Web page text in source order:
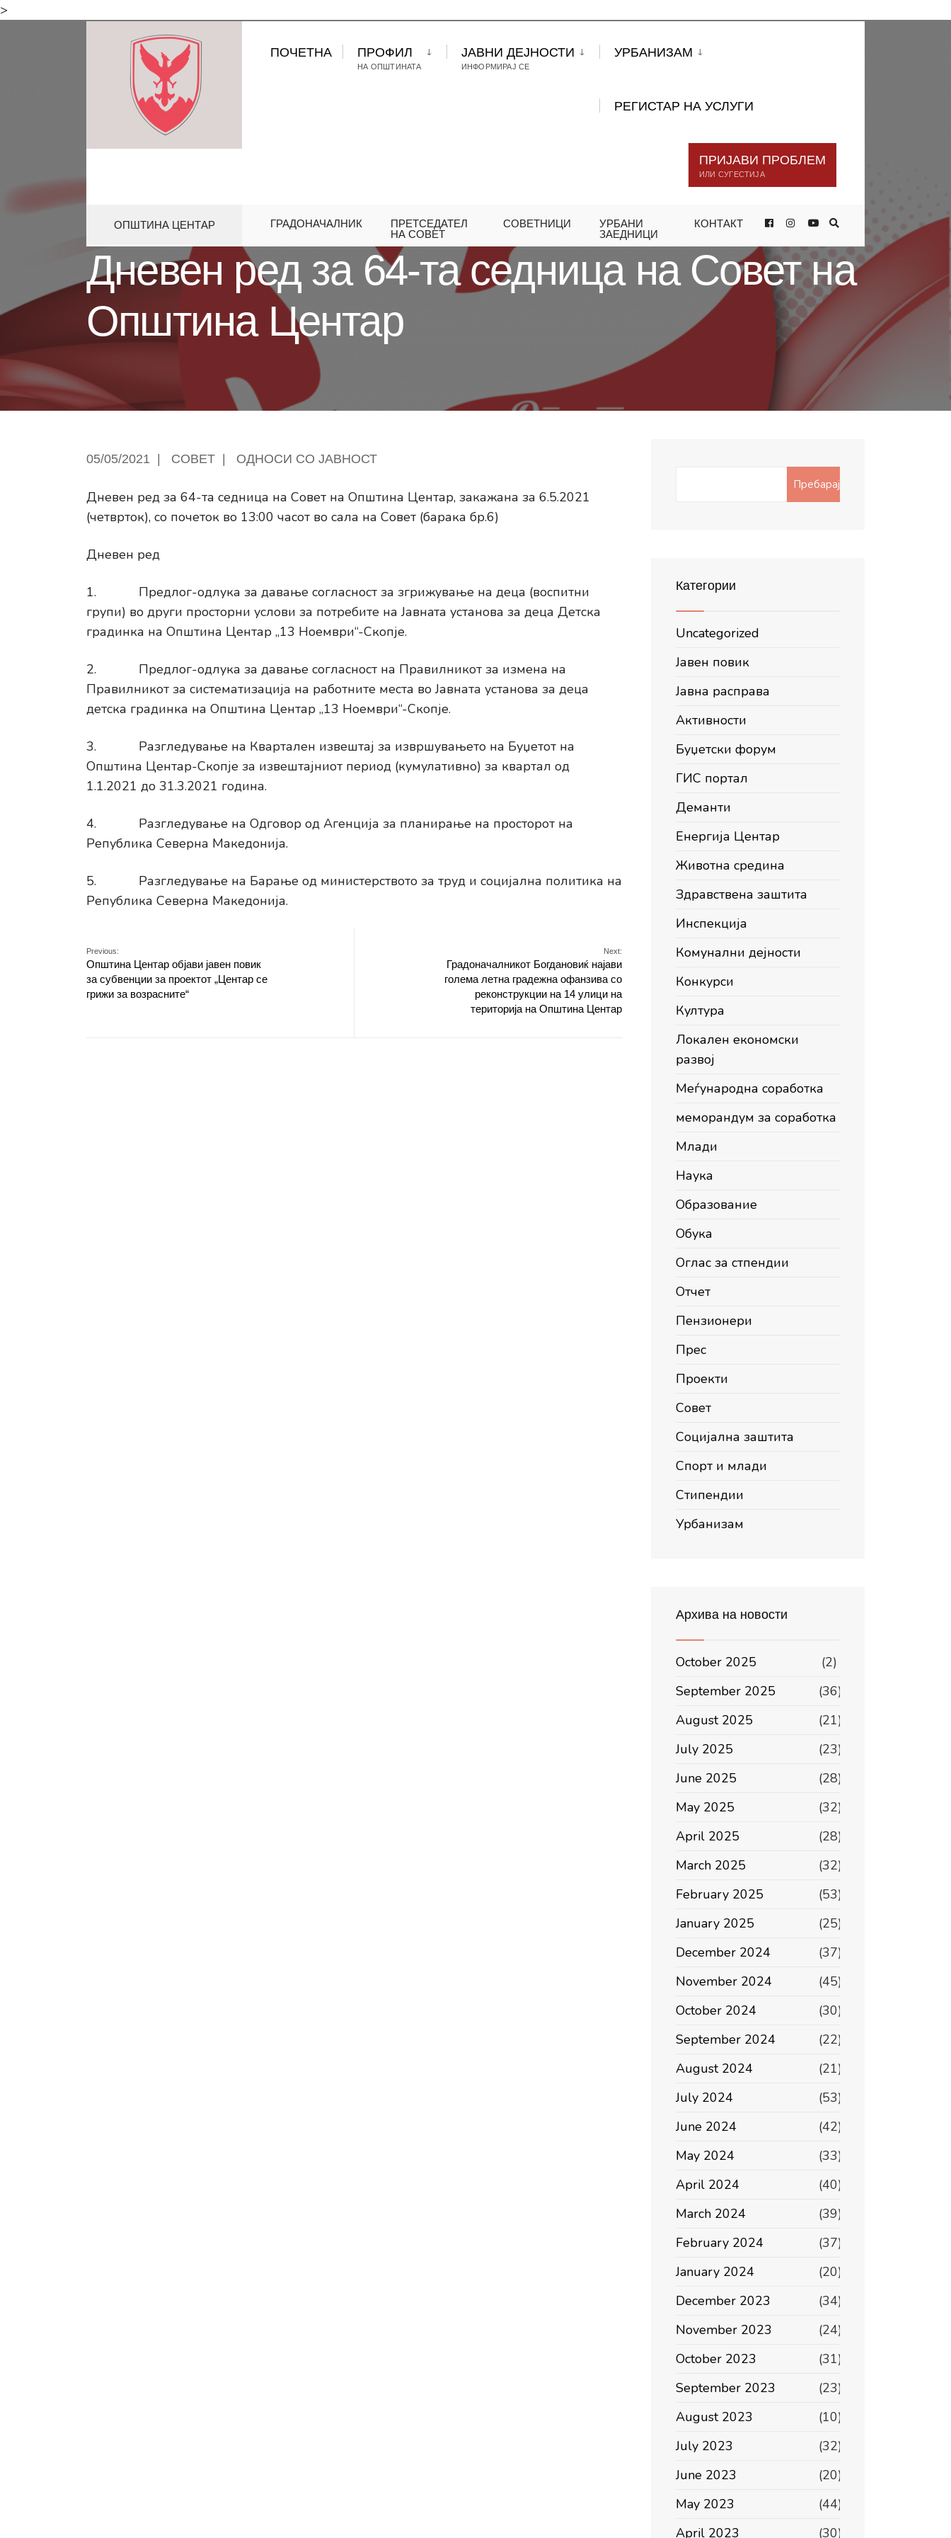
>
ПОЧЕТНА ПРОФИЛ
НА ОПШТИНАТА
ЈАВНИ ДЕЈНОСТИ
ИНФОРМИРАЈ СЕ
УРБАНИЗАМ
РЕГИСТАР НА УСЛУГИ
ПРИЈАВИ ПРОБЛЕМ
ИЛИ СУГЕСТИЈА
ОПШТИНА ЦЕНТАР ГРАДОНАЧАЛНИК
ПРЕТСЕДАТЕЛ
НА СОВЕТ
СОВЕТНИЦИ
УРБАНИ
ЗАЕДНИЦИ
КОНТАКТ
HOME СОВЕТ ДНЕВЕН РЕД ЗА 64-ТА СЕДНИЦА НА СОВЕТ НА ОПШТИНА ЦЕНТАР
Дневен ред за 64-та седница на Совет на
Општина Центар
05/05/2021 СОВЕТ ОДНОСИ СО ЈАВНОСТ
Дневен ред за 64-та седница на Совет на Општина Центар, закажана за 6.5.2021
(четврток), со почеток во 13:00 часот во сала на Совет (барака бр.6)
Дневен ред
1. Предлог-одлука за давање согласност за згрижување на деца (воспитни
групи) во други просторни услови за потребите на Јавнaта установа за деца Детска
градинка на Општина Центар „13 Ноември“-Скопје.
2. Предлог-одлука за давање согласност на Правилникот за измена на
Правилникот за систематизација на работните места во Јавната установа за деца
детска градинка на Општина Центар „13 Ноември“-Скопје.
3. Разгледување на Квартален извештај за извршувањето на Буџетот на
Општина Центар-Скопје за извештајниот период (кумулативно) за квартал од
1.1.2021 до 31.3.2021 година.
4. Разгледување на Одговор од Агенција за планирање на просторот на
Република Северна Македонија.
5. Разгледување на Барање од министерството за труд и социјална политика на
Република Северна Македонија.
Previous:
Општина Центар објави јавен повик
за субвенции за проектот „Центар се
грижи за возрасните“
Next:
Градоначалникот Богдановиќ најави
голема летна градежна офанзива со
реконструкции на 14 улици на
територија на Општина Центар
Пребарај
Категории
Uncategorized
Јавен повик
Јавна расправа
Активности
Буџетски форум
ГИС портал
Деманти
Енергија Центар
Животна средина
Здравствена заштита
Инспекција
Комунални дејности
Конкурси
Култура
Локален економски
развој
Меѓународна соработка
меморандум за соработка
Млади
Наука
Образование
Обука
Оглас за стпендии
Отчет
Пензионери
Прес
Проекти
Совет
Социјална заштита
Спорт и млади
Стипендии
Урбанизам
Архива на новости
October 2025
(2)
September 2025
(36)
August 2025
(21)
July 2025
(23)
June 2025
(28)
May 2025
(32)
April 2025
(28)
March 2025
(32)
February 2025
(53)
January 2025
(25)
December 2024
(37)
November 2024
(45)
October 2024
(30)
September 2024
(22)
August 2024
(21)
July 2024
(53)
June 2024
(42)
May 2024
(33)
April 2024
(40)
March 2024
(39)
February 2024
(37)
January 2024
(20)
December 2023
(34)
November 2023
(24)
October 2023
(31)
September 2023
(23)
August 2023
(10)
July 2023
(32)
June 2023
(20)
May 2023
(44)
April 2023
(30)